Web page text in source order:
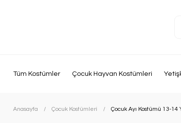
Tüm Kostümler Çocuk Hayvan Kostümleri
Anasayfa Çocuk Kostümleri Çocuk Ayı Kostümü 13-14